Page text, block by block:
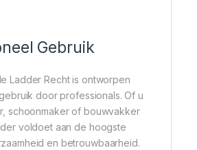
Gebruik
Ladder Recht is ontworpen
door professionals. Of u
schoonmaker of bouwvakker
voldoet aan de hoogste
en betrouwbaarheid.